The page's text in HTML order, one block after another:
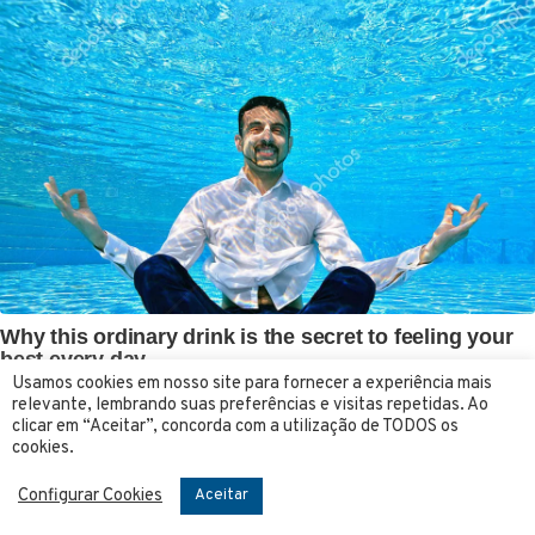
Usamos cookies em nosso site para fornecer a experiência mais
relevante, lembrando suas preferências e visitas repetidas. Ao
clicar em “Aceitar”, concorda com a utilização de TODOS os
cookies.
Configurar Cookies Aceitar